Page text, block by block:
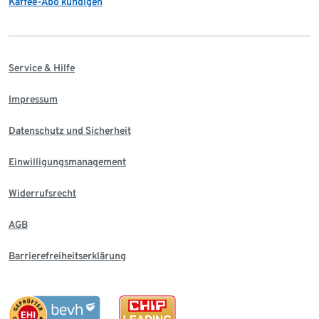
Service & Hilfe
Impressum
Datenschutz und Sicherheit
Einwilligungsmanagement
Widerrufsrecht
AGB
Barrierefreiheitserklärung